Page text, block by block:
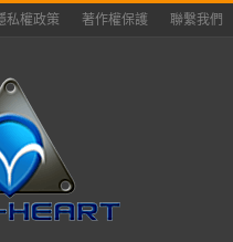
私權政策 著作權保護 聯繫我們